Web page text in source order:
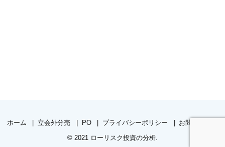
ホーム 立会外分売 PO プライバシーポリシー
お問い合わせ
© 2021 ローリスク投資の分析